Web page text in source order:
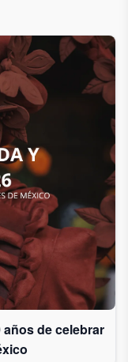
años de celebrar